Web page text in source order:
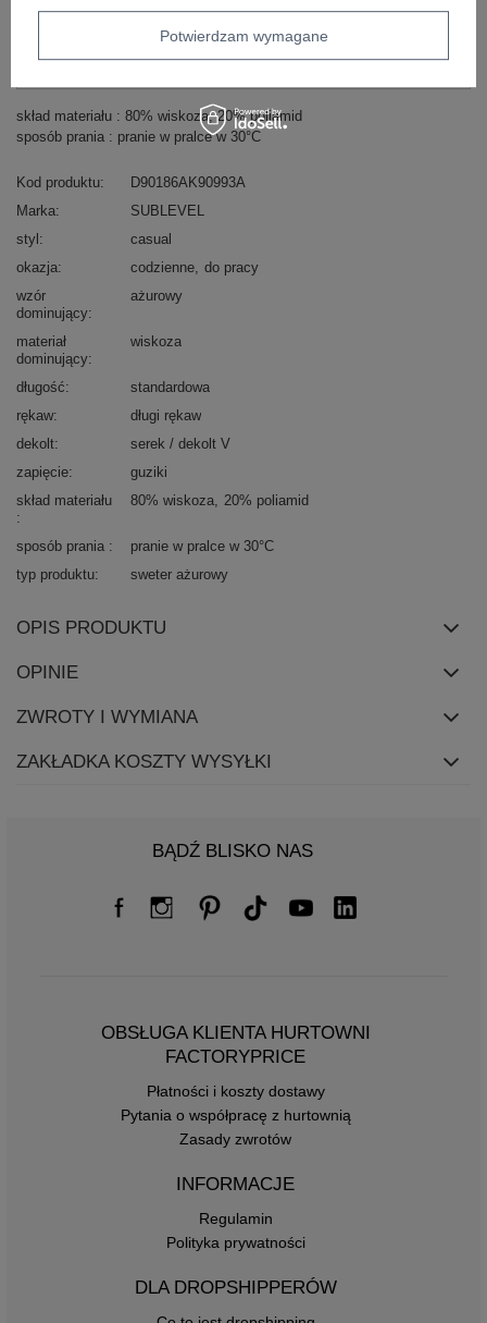
Masz pytanie? Chętnie pomożemy.
Zadzwoń+48 601 547 740 Zadaj pytanie
skład materiału : 80% wiskoza, 20% poliamid
sposób prania : pranie w pralce w 30°C
Kod produktu
D90186AK90993A
Marka
SUBLEVEL
styl
casual
okazja
codzienne do pracy
wzór
dominujący
ażurowy
materiał
dominujący
wiskoza
długość
standardowa
rękaw
długi rękaw
dekolt
serek / dekolt V
zapięcie
guziki
skład materiału
80% wiskoza 20% poliamid
sposób prania
pranie w pralce w 30°C
typ produktu
sweter ażurowy
OPIS PRODUKTU
OPINIE
ZWROTY I WYMIANA
ZAKŁADKA KOSZTY WYSYŁKI
BĄDŹ BLISKO NAS
OBSŁUGA KLIENTA HURTOWNI
FACTORYPRICE
Płatności i koszty dostawy
Pytania o współpracę z hurtownią
Zasady zwrotów
INFORMACJE
Regulamin
Polityka prywatności
DLA DROPSHIPPERÓW
Potwierdzam wymagane